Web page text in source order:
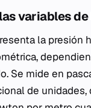
variables
la presión
Se mide en
de unidades,